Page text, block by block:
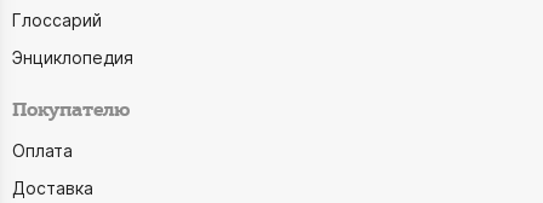
Глоссарий
Энциклопедия
Покупателю
Оплата
Доставка